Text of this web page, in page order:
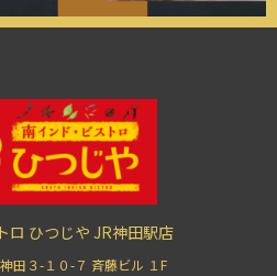
ロ ひつじや JR神田駅店
田３-１０-７ 斉藤ビル １F